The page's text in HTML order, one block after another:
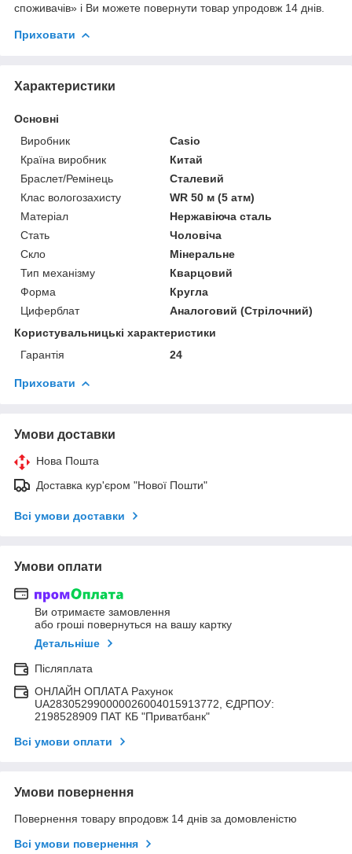
споживачів» і Ви можете повернути товар упродовж 14 днів.
Приховати
Характеристики
Основні
Виробник
Casio
Країна виробник
Китай
Браслет/Ремінець
Сталевий
Клас вологозахисту
WR 50 м (5 атм)
Матеріал
Нержавіюча сталь
Стать
Чоловіча
Скло
Мінеральне
Тип механізму
Кварцовий
Форма
Кругла
Циферблат
Аналоговий (Стрілочний)
Користувальницькі характеристики
Гарантія
24
Приховати
Умови доставки
Нова Пошта
Доставка кур'єром "Нової Пошти"
Всі умови доставки
Умови оплати
Ви отримаєте замовлення
або гроші повернуться на вашу картку
Детальніше
Післяплата
ОНЛАЙН ОПЛАТА Рахунок
UA283052990000026004015913772, ЄДРПОУ:
2198528909 ПАТ КБ "Приватбанк"
Всі умови оплати
Умови повернення
Повернення товару впродовж 14 днів за домовленістю
Всі умови повернення